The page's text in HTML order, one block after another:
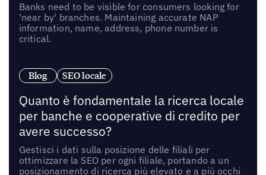
Banks need to be visible for consumers looking for
'near by' branches. Maintaining accurate NAP
information‚ name, address, phone number is
critical.
Blog SEO locale
Quanto è fondamentale la ricerca locale
per banche e cooperative di credito per
avere successo?
Gestisci i dati sulla posizione delle filiali per
ottimizzare la SEO per ogni filiale, portando a un
posizionamento di ricerca più elevato e a più occhi